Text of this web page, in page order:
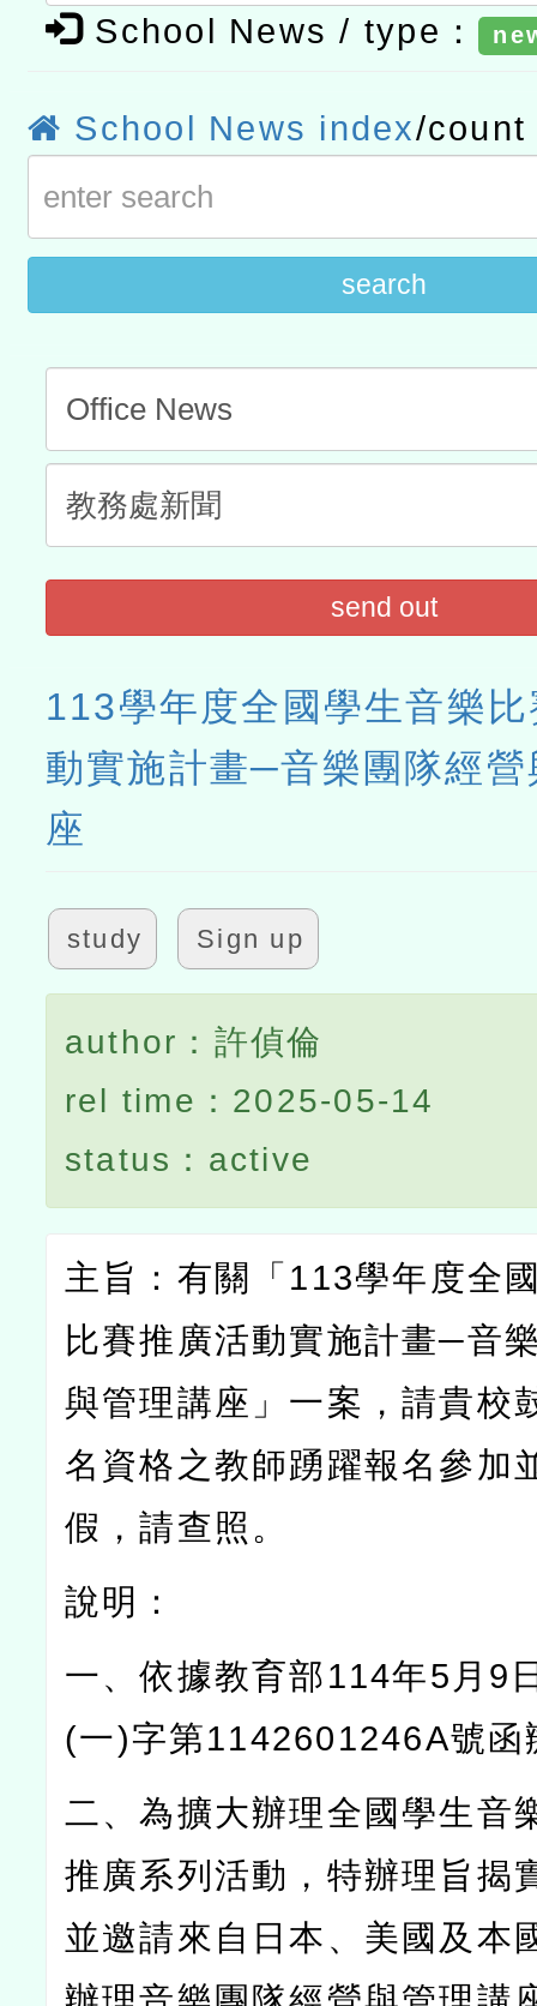
研究院辦理「115年表揚
115年8月22日(星期六)辦
航」
School News / type：
School News index/count
search
send out
113學年度全國學生音樂
動實施計畫─音樂團隊經
座
study Sign up
author：許偵倫
rel time：2025-05-14
status：active
主旨：有關「 113學年度全
比賽推廣活動實施計畫─音
與管理講座」一案，請貴校
名資格之教師踴躍報名參加
假，請查照。
說明：
一、依據教育部114年5 月 9
(一)字第1142601246A號函
二、為擴大辦理全國學生音
推廣系列活動，特辦理旨揭
並邀請來自日本、美國及本